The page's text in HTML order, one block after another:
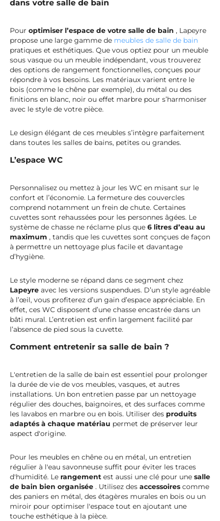
dans votre salle de bain
Pour optimiser l’espace de votre salle de bain , Lapeyre
propose une large gamme de meubles de salle de bain
pratiques et esthétiques. Que vous optiez pour un meuble
sous vasque ou un meuble indépendant, vous trouverez
des options de rangement fonctionnelles, conçues pour
répondre à vos besoins. Les matériaux varient entre le
bois (comme le chêne par exemple), du métal ou des
finitions en blanc, noir ou effet marbre pour s’harmoniser
avec le style de votre pièce.
Le design élégant de ces meubles s’intègre parfaitement
dans toutes les salles de bains, petites ou grandes.
L’espace WC
Personnalisez ou mettez à jour les WC en misant sur le
confort et l’économie. La fermeture des couvercles
comprend notamment un frein de chute. Certaines
cuvettes sont rehaussées pour les personnes âgées. Le
système de chasse ne réclame plus que 6 litres d’eau au
maximum , tandis que les cuvettes sont conçues de façon
à permettre un nettoyage plus facile et davantage
d’hygiène.
Le style moderne se répand dans ce segment chez
Lapeyre avec les versions suspendues. D’un style agréable
à l’œil, vous profiterez d’un gain d’espace appréciable. En
effet, ces WC disposent d’une chasse encastrée dans un
bâti mural. L’entretien est enfin largement facilité par
l’absence de pied sous la cuvette.
Comment entretenir sa salle de bain ?
L'entretien de la salle de bain est essentiel pour prolonger
la durée de vie de vos meubles, vasques, et autres
installations. Un bon entretien passe par un nettoyage
régulier des douches, baignoires, et des surfaces comme
les lavabos en marbre ou en bois. Utiliser des produits
adaptés à chaque matériau permet de préserver leur
aspect d'origine.
Pour les meubles en chêne ou en métal, un entretien
régulier à l'eau savonneuse suffit pour éviter les traces
d'humidité. Le rangement est aussi une clé pour une salle
de bain bien organisée . Utilisez des accessoires comme
des paniers en métal, des étagères murales en bois ou un
miroir pour optimiser l'espace tout en ajoutant une
touche esthétique à la pièce.